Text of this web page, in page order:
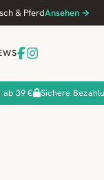
& PferdAnsehen →
ab 39 € Sichere